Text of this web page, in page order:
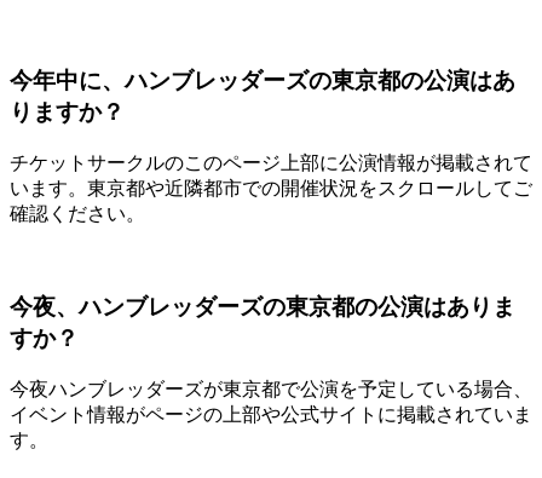
今年中に、ハンブレッダーズの東京都の公演はあ
りますか？
チケットサークルのこのページ上部に公演情報が掲載されて
います。東京都や近隣都市での開催状況をスクロールしてご
確認ください。
今夜、ハンブレッダーズの東京都の公演はありま
すか？
今夜ハンブレッダーズが東京都で公演を予定している場合、
イベント情報がページの上部や公式サイトに掲載されていま
す。